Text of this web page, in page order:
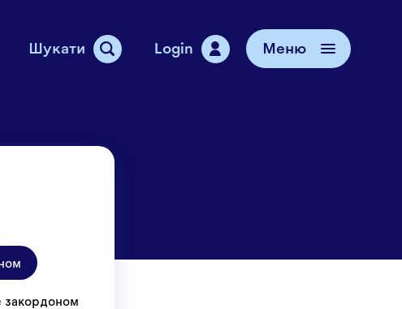
Шукати Login Меню
з нами
закордоном